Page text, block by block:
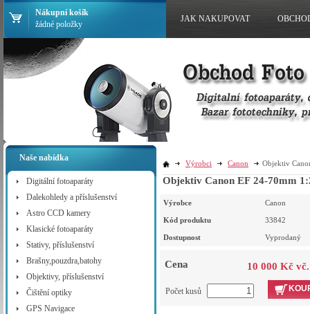
Naše nabídka
Digitální fotoaparáty
Dalekohledy a příslušenství
Astro CCD kamery
Klasické fotoaparáty
Stativy, příslušenství
Brašny,pouzdra,batohy
Objektivy, příslušenství
Čištění optiky
GPS Navigace
Výrobci Canon Objektiv
Objektiv Canon EF 24-70mm
Výrobce Canon
Kód produktu 33842
Dostupnost Vyprodaný
Cena 10 000 Kč
Počet kusů
Nákupní košík
žádné položky
JAK NAKUPOVAT